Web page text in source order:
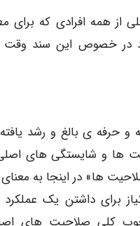
از همه افرادی که برای
در خصوص این سند وقت
و حرفه ی بالغ و رشد
ها و شایستگی های
ها» در اینجا به
برای داشتن یک